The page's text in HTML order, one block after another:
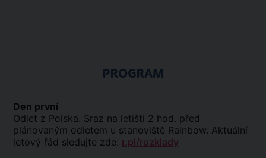
PROGRAM
Den první
Odlet z Polska. Sraz na letišti 2 hod. před
plánovaným odletem u stanoviště Rainbow. Aktuální
letový řád sledujte zde: r.pl/rozklady